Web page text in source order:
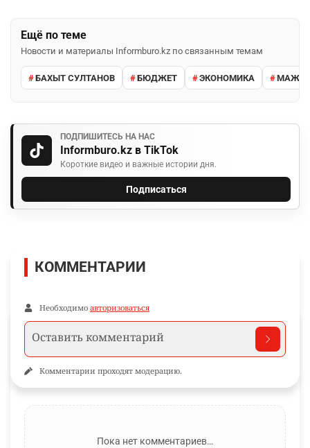
Ещё по теме
Новости и материалы Informburo.kz по связанным темам
БАХЫТ СУЛТАНОВ БЮДЖЕТ ЭКОНОМИКА
ПОДПИШИТЕСЬ НА НАС
Informburo.kz в TikTok
Короткие видео и важные истории дня.
Подписаться
КОММЕНТАРИИ
Необходимо авторизоваться
Комментарии проходят модерацию.
Пока нет комментариев…